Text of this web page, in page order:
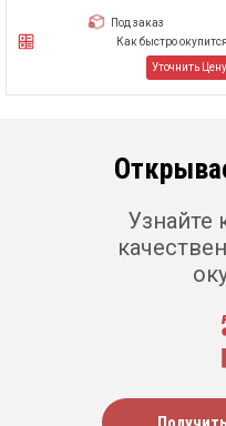
Под заказ
Как быстро
Уточнить Цену
Узнайте